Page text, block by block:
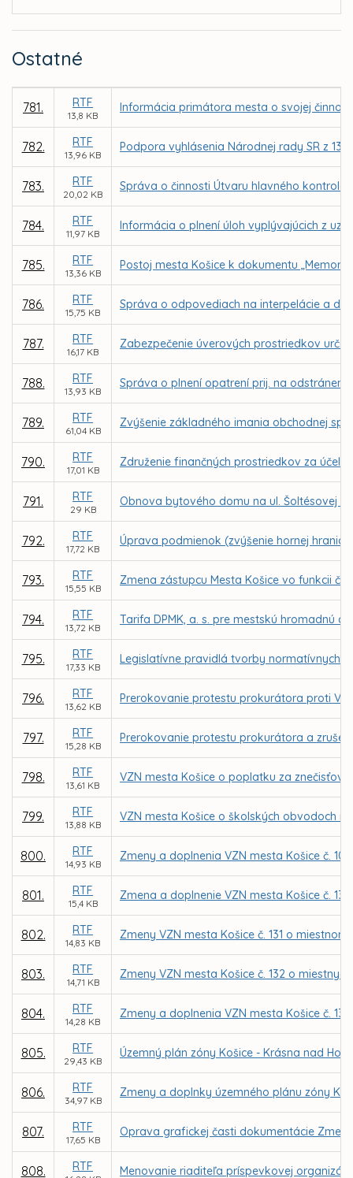
Ostatné
781. RTF
13,8 KB
Informácia primátora mesta o svojej
782. RTF
13,96 KB
Podpora vyhlásenia Národnej rady SR z 13.
783. RTF
20,02 KB
Správa o činnosti Útvaru hlavného
784. RTF
11,97 KB
Informácia o plnení úloh vyplývajúcich z
785. RTF
13,36 KB
Postoj mesta Košice k dokumentu
786. RTF
15,75 KB
Správa o odpovediach na interpelácie a
787. RTF
16,17 KB
Zabezpečenie úverových prostriedkov
788. RTF
13,93 KB
Správa o plnení opatrení prij. na
789. RTF
61,04 KB
Zvýšenie základného imania obchodnej
790. RTF
17,01 KB
Združenie finančných prostriedkov za
791. RTF
29 KB
Obnova bytového domu na ul. Šoltésovej 11,
792. RTF
17,72 KB
Úprava podmienok (zvýšenie hornej
793. RTF
15,55 KB
Zmena zástupcu Mesta Košice vo funkcii
794. RTF
13,72 KB
Tarifa DPMK, a. s. pre mestskú hromadnú
795. RTF
17,33 KB
Legislatívne pravidlá tvorby normatívnych
796. RTF
13,62 KB
Prerokovanie protestu prokurátora proti
797. RTF
15,28 KB
Prerokovanie protestu prokurátora a
798. RTF
13,61 KB
VZN mesta Košice o poplatku za
799. RTF
13,88 KB
VZN mesta Košice o školských obvodoch
800. RTF
14,93 KB
Zmeny a doplnenia VZN mesta Košice č.
801. RTF
15,4 KB
Zmena a doplnenie VZN mesta Košice č.
802. RTF
14,83 KB
Zmeny VZN mesta Košice č. 131 o
803. RTF
14,71 KB
Zmeny VZN mesta Košice č. 132 o
804. RTF
14,28 KB
Zmeny a doplnenia VZN mesta Košice č.
805. RTF
29,43 KB
Územný plán zóny Košice - Krásna nad
806. RTF
34,97 KB
Zmeny a doplnky územného plánu zóny
807. RTF
17,65 KB
Oprava grafickej časti dokumentácie
808. RTF Menovanie riaditeľa príspevkovej